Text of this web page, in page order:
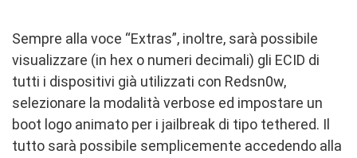
Sempre alla voce “Extras”, inoltre, sarà possibile
visualizzare (in hex o numeri decimali) gli ECID di
tutti i dispositivi già utilizzati con Redsn0w,
selezionare la modalità verbose ed impostare un
boot logo animato per i jailbreak di tipo tethered. Il
tutto sarà possibile semplicemente accedendo alla